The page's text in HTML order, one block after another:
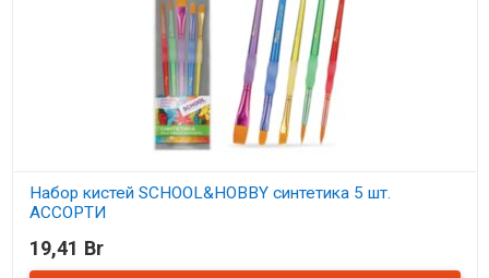
Набор кистей SCHOOL&HOBBY синтетика 5 шт.
АССОРТИ
В наличии
19,41 Br